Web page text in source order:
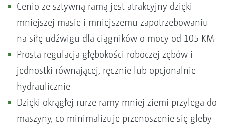
Cenio ze sztywną ramą jest atrakcyjny dzięki
mniejszej masie i mniejszemu zapotrzebowaniu
na siłę udźwigu dla ciągników o mocy od 105 KM
Prosta regulacja głębokości roboczej zębów i
jednostki równającej, ręcznie lub opcjonalnie
hydraulicznie
Dzięki okrągłej rurze ramy mniej ziemi przylega do
maszyny, co minimalizuje przenoszenie się gleby